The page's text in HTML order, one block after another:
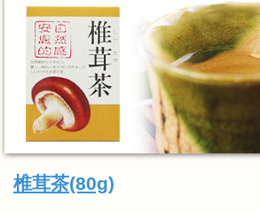
椎茸茶(80g)